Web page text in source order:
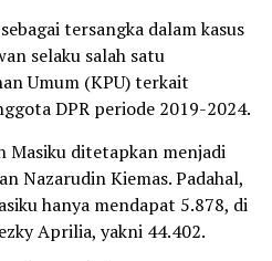
tersangka dalam kasus
selaku salah satu
Umum (KPU) terkait
DPR periode 2019-2024.
Masiku ditetapkan menjadi
Nazarudin Kiemas. Padahal,
hanya mendapat 5.878, di
Aprilia, yakni 44.402.